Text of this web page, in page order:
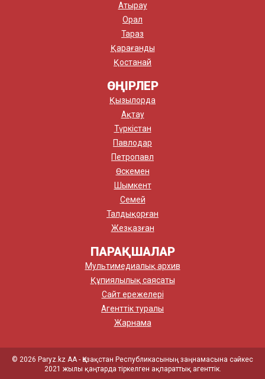
Атырау
Орал
Тараз
Қарағанды
Қостанай
ӨҢІРЛЕР
Қызылорда
Ақтау
Түркістан
Павлодар
Петропавл
Өскемен
Шымкент
Семей
Талдықорған
Жезқазған
ПАРАҚШАЛАР
Мультимедиалық архив
Құпиялылық саясаты
Сайт ережелері
Агенттік туралы
Жарнама
© 2026 Paryz.kz АА - Қазақстан Республикасының заңнамасына сәйкес
2021 жылы қаңтарда тіркелген ақпараттық агенттік.